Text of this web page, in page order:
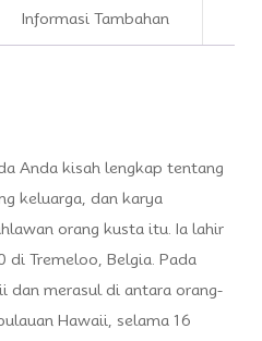
Informasi Tambahan
Anda kisah lengkap tentang
keluarga, dan karya
orang kusta itu. Ia lahir
di Tremeloo, Belgia. Pada
dan merasul di antara orang-
Hawaii, selama 16